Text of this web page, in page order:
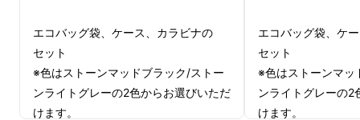
エコバッグ袋、ケース、カラビナの
セット
※色はストーンマッドブラック/ストー
ンライトグレーの2色からお選びいただ
けます。
エコバッグ袋、ケ
セット
※色はストーンマッ
ンライトグレーの2
けます。